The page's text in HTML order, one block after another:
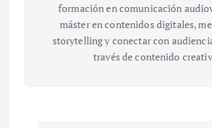
formación en comunicación
máster en contenidos digitales,
storytelling y conectar con
través de contenido